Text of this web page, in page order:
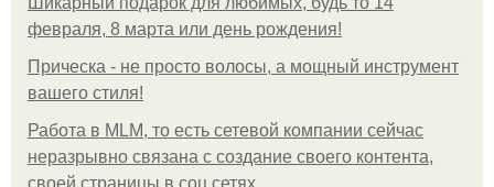
февраля, 8 марта или день рождения!
Прическа - не просто волосы, а мощный инструмент
вашего стиля!
Работа в MLM, то есть сетевой компании сейчас
неразрывно связана с создание своего контента,